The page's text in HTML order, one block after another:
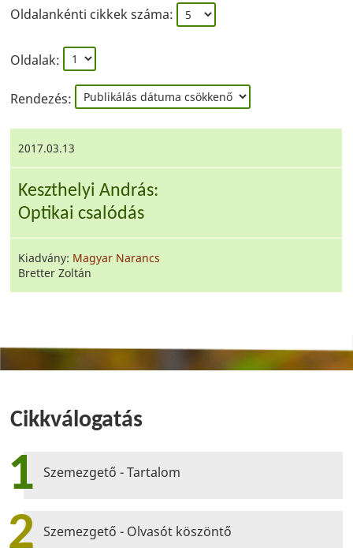
Oldalankénti cikkek száma:
Oldalak:
Rendezés:
2017.03.13
Keszthelyi András:
Optikai csalódás
Kiadvány: Magyar Narancs
Bretter Zoltán
Cikkválogatás
1 Szemezgető - Tartalom
2 Szemezgető - Olvasót köszöntő